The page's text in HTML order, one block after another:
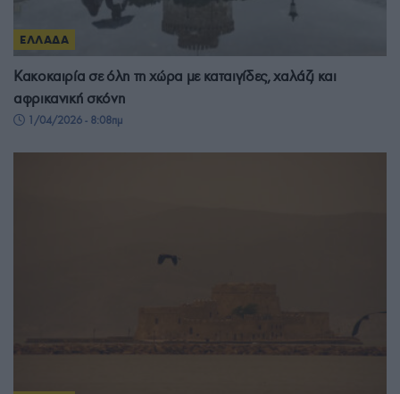
ΕΛΛΑΔΑ
Κακοκαιρία σε όλη τη χώρα με καταιγίδες, χαλάζι και
αφρικανική σκόνη
1/04/2026 - 8:08πμ